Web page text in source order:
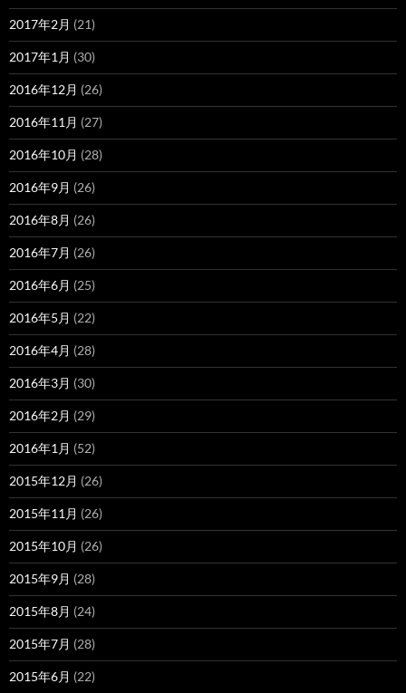
2017年2月 (21)
2017年1月 (30)
2016年12月 (26)
2016年11月 (27)
2016年10月 (28)
2016年9月 (26)
2016年8月 (26)
2016年7月 (26)
2016年6月 (25)
2016年5月 (22)
2016年4月 (28)
2016年3月 (30)
2016年2月 (29)
2016年1月 (52)
2015年12月 (26)
2015年11月 (26)
2015年10月 (26)
2015年9月 (28)
2015年8月 (24)
2015年7月 (28)
2015年6月 (22)